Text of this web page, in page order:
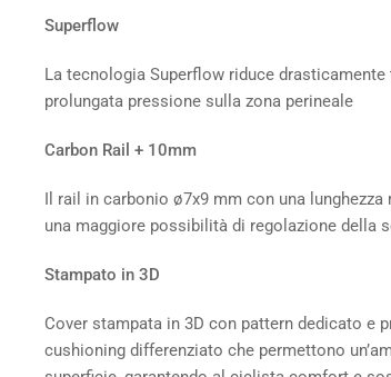
Superflow
La tecnologia Superflow riduce
prolungata pressione sulla zona perineale
Carbon Rail + 10mm
Il rail in carbonio ø7x9 mm con una
una maggiore possibilità di regolazione della
Stampato in 3D
Cover stampata in 3D con pattern dedicato e
cushioning differenziato che permettono